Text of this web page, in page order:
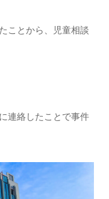
ことから、児童相談
連絡したことで事件